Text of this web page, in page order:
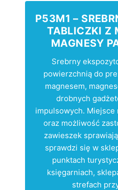
P53M1 –
TABLICZKI Z
MAGNESY
Srebrny
powierzchnią do
magnesem,
drobnych
impulsowych. Miejsce
oraz możliwość
zawieszek
sprawdzi się w
punktach
księgarniach,
strefach